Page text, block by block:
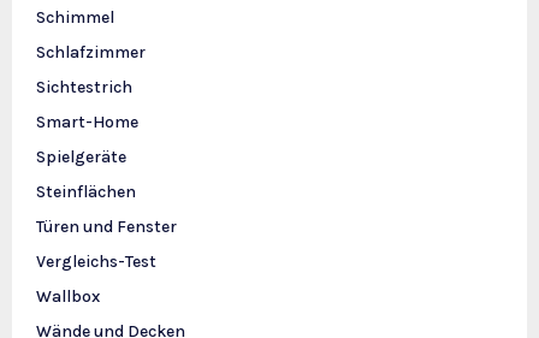
Schimmel
Schlafzimmer
Sichtestrich
Smart-Home
Spielgeräte
Steinflächen
Türen und Fenster
Vergleichs-Test
Wallbox
Wände und Decken